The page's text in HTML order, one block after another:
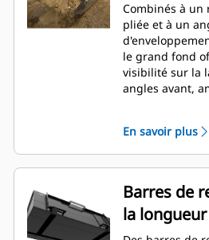
Combinés à
pliée et à un
le grand fond
visibilité sur la
angles avant,
En savoir plus
Barres de
la longueur